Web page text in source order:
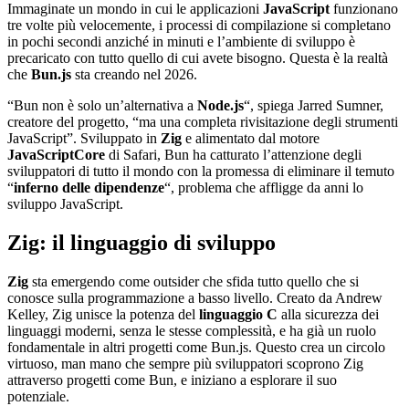
Immaginate un mondo in cui le applicazioni JavaScript funzionano
tre volte più velocemente, i processi di compilazione si completano
in pochi secondi anziché in minuti e l’ambiente di sviluppo è
precaricato con tutto quello di cui avete bisogno. Questa è la realtà
che Bun.js sta creando nel 2026.
“Bun non è solo un’alternativa a Node.js“, spiega Jarred Sumner,
creatore del progetto, “ma una completa rivisitazione degli strumenti
JavaScript”. Sviluppato in Zig e alimentato dal motore
JavaScriptCore di Safari, Bun ha catturato l’attenzione degli
sviluppatori di tutto il mondo con la promessa di eliminare il temuto
“inferno delle dipendenze“, problema che affligge da anni lo
sviluppo JavaScript.
Zig: il linguaggio di sviluppo
Zig sta emergendo come outsider che sfida tutto quello che si
conosce sulla programmazione a basso livello. Creato da Andrew
Kelley, Zig unisce la potenza del linguaggio C alla sicurezza dei
linguaggi moderni, senza le stesse complessità, e ha già un ruolo
fondamentale in altri progetti come Bun.js. Questo crea un circolo
virtuoso, man mano che sempre più sviluppatori scoprono Zig
attraverso progetti come Bun, e iniziano a esplorare il suo
potenziale.